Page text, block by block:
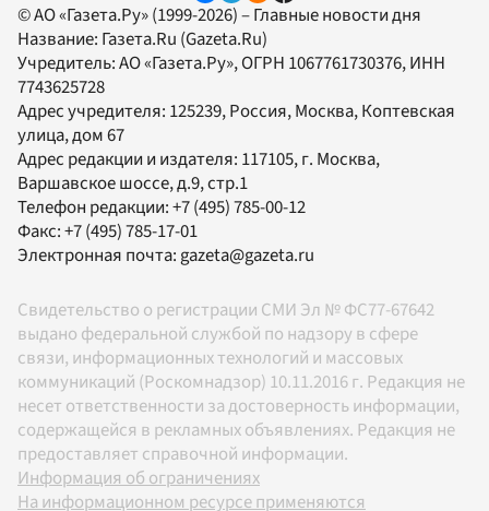
© АО «Газета.Ру» (1999-2026) – Главные новости дня
Название: Газета.Ru (Gazeta.Ru)
Учредитель:АО «Газета.Ру», ОГРН 1067761730376, ИНН
7743625728
Адрес учредителя: 125239, Россия, Москва, Коптевская
улица, дом 67
Адрес редакции и издателя: 117105, г. Москва,
Варшавское шоссе, д.9, стр.1
Телефон редакции:+7 (495) 785-00-12
Факс:+7 (495) 785-17-01
Электронная почта: gazeta@gazeta.ru
Свидетельство о регистрации СМИ Эл № ФС77-67642
выдано федеральной службой по надзору в сфере
связи, информационных технологий и массовых
коммуникаций (Роскомнадзор) 10.11.2016 г. Редакция не
несет ответственности за достоверность информации,
содержащейся в рекламных объявлениях. Редакция не
предоставляет справочной информации.
Информация об ограничениях
На информационном ресурсе применяются